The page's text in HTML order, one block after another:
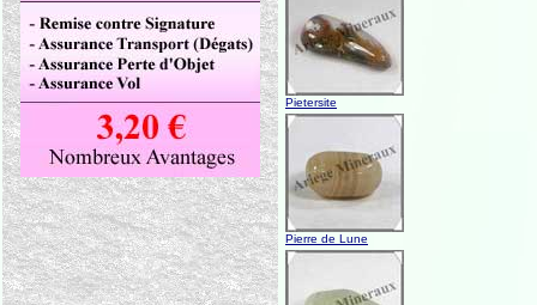
Pietersite
Pierre de Lune